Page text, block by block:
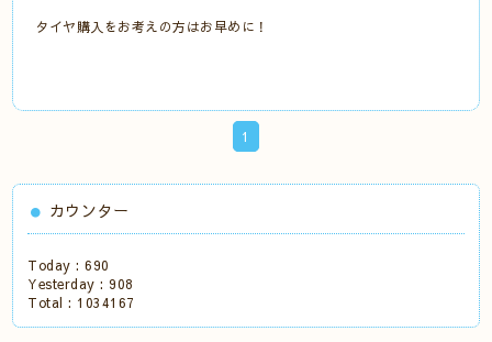
タイヤ購入をお考えの方はお早めに！
1
カウンター
Today :690
Yesterday :908
Total : 1034167